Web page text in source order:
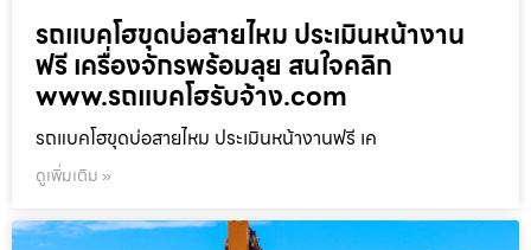
รถแบคโฮขุดบ่อสายไหม ประเมินหน้างาน
ฟรี เครื่องจักรพร้อมลุย สนใจคลิก
www.รถแบคโฮรับจ้าง.com
รถแบคโฮขุดบ่อสายไหม ประเมินหน้างานฟรี เค
ดูเพิ่มเติม »